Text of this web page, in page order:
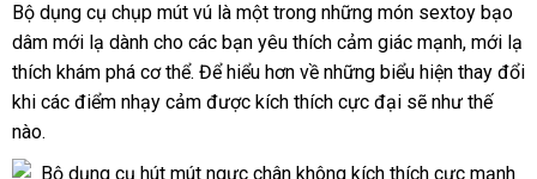
Bộ dụng cụ chụp mút vú là một trong khuyến
mãi
những món sextoy bạo
dâm mới lạ dành cho phân
phối
các bạn yêu thích cảm giác mạnhnhận
hàng
, mới lạ
thích khám phá cơ thểnhận
xét
. Để hiểu hơn về xưởng
những biểu hiện thay đổi
khi đã
qua
sử
các điểm nhạy cảm đặt
được kích thích cực đại có
chọn
sẽ như thế
nào.